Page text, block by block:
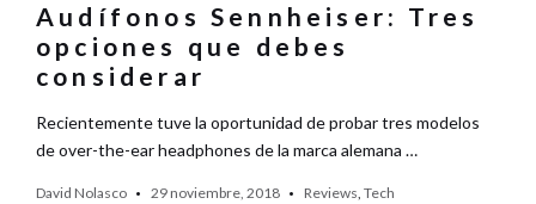
Audífonos Sennheiser: Tres
opciones que debes
considerar
Recientemente tuve la oportunidad de probar tres modelos
de over-the-ear headphones de la marca alemana …
David Nolasco 29 noviembre, 2018 Reviews, Tech